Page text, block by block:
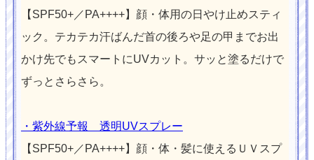
【SPF50+／PA++++】顔・体用の日やけ止めスティ
ック。テカテカ汗ばんだ首の後ろや足の甲までお出
かけ先でもスマートにUVカット。サッと塗るだけで
ずっとさらさら。
・紫外線予報 透明UVスプレー
【SPF50+／PA++++】顔・体・髪に使えるＵＶスプ